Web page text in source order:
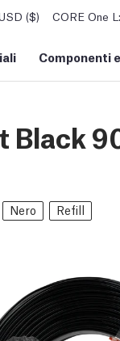
($) CORE One
Componenti
Black
Nero Refill